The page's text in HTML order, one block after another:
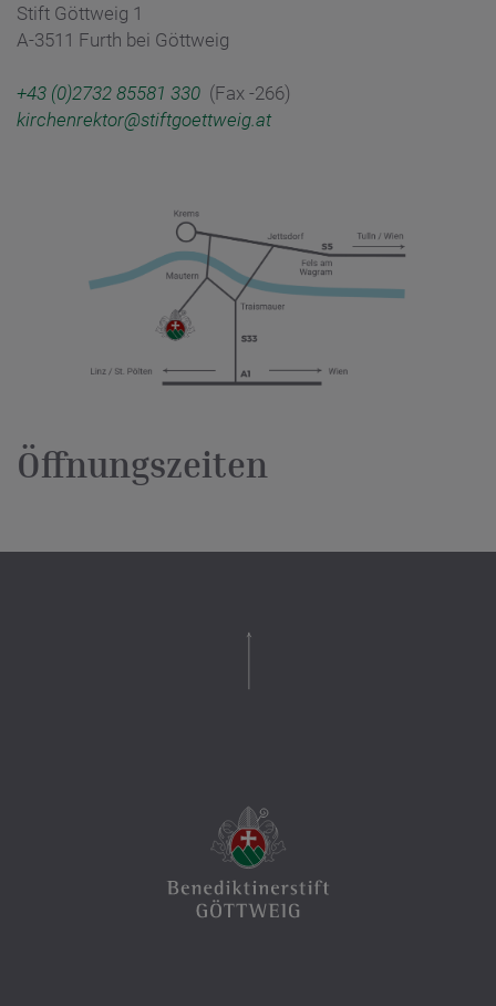
Stift Göttweig 1
A-3511 Furth bei Göttweig
+43 (0)2732 85581 330 (Fax -266)
kirchenrektor@stiftgoettweig.at
Öffnungszeiten